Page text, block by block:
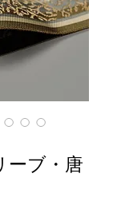
ーブ・唐